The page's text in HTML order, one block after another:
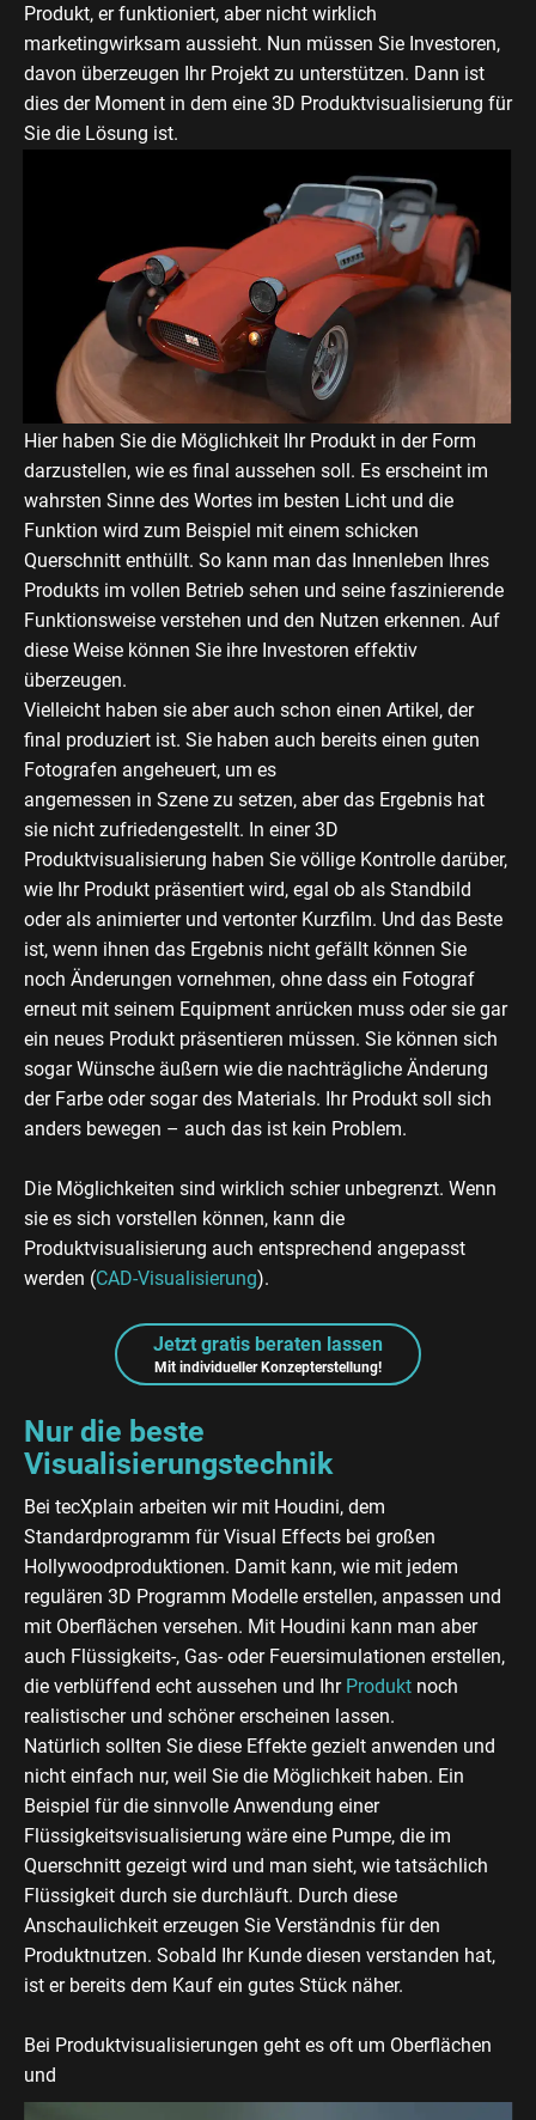
Produkt, er funktioniert, aber nicht wirklich
marketingwirksam aussieht. Nun müssen Sie Investoren,
davon überzeugen Ihr Projekt zu unterstützen. Dann ist
dies der Moment in dem eine 3D Produktvisualisierung für
Sie die Lösung ist.
Hier haben Sie die Möglichkeit Ihr Produkt in der Form
darzustellen, wie es final aussehen soll. Es erscheint im
wahrsten Sinne des Wortes im besten Licht und die
Funktion wird zum Beispiel mit einem schicken
Querschnitt enthüllt. So kann man das Innenleben Ihres
Produkts im vollen Betrieb sehen und seine faszinierende
Funktionsweise verstehen und den Nutzen erkennen. Auf
diese Weise können Sie ihre Investoren effektiv
überzeugen.
Vielleicht haben sie aber auch schon einen Artikel, der
final produziert ist. Sie haben auch bereits einen guten
Fotografen angeheuert, um es
angemessen in Szene zu setzen, aber das Ergebnis hat
sie nicht zufriedengestellt. In einer 3D
Produktvisualisierung haben Sie völlige Kontrolle darüber,
wie Ihr Produkt präsentiert wird, egal ob als Standbild
oder als animierter und vertonter Kurzfilm. Und das Beste
ist, wenn ihnen das Ergebnis nicht gefällt können Sie
noch Änderungen vornehmen, ohne dass ein Fotograf
erneut mit seinem Equipment anrücken muss oder sie gar
ein neues Produkt präsentieren müssen. Sie können sich
sogar Wünsche äußern wie die nachträgliche Änderung
der Farbe oder sogar des Materials. Ihr Produkt soll sich
anders bewegen – auch das ist kein Problem.
Die Möglichkeiten sind wirklich schier unbegrenzt. Wenn
sie es sich vorstellen können, kann die
Produktvisualisierung auch entsprechend angepasst
werden (CAD-Visualisierung).
Jetzt gratis beraten lassen
Mit individueller Konzepterstellung!
Nur die beste
Visualisierungstechnik
Bei tecXplain arbeiten wir mit Houdini, dem
Standardprogramm für Visual Effects bei großen
Hollywoodproduktionen. Damit kann, wie mit jedem
regulären 3D Programm Modelle erstellen, anpassen und
mit Oberflächen versehen. Mit Houdini kann man aber
auch Flüssigkeits-, Gas- oder Feuersimulationen erstellen,
die verblüffend echt aussehen und Ihr Produkt noch
realistischer und schöner erscheinen lassen.
Natürlich sollten Sie diese Effekte gezielt anwenden und
nicht einfach nur, weil Sie die Möglichkeit haben. Ein
Beispiel für die sinnvolle Anwendung einer
Flüssigkeitsvisualisierung wäre eine Pumpe, die im
Querschnitt gezeigt wird und man sieht, wie tatsächlich
Flüssigkeit durch sie durchläuft. Durch diese
Anschaulichkeit erzeugen Sie Verständnis für den
Produktnutzen. Sobald Ihr Kunde diesen verstanden hat,
ist er bereits dem Kauf ein gutes Stück näher.
Bei Produktvisualisierungen geht es oft um Oberflächen
und